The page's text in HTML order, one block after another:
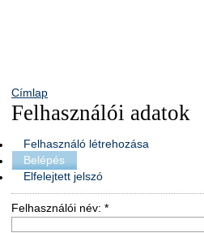
Címlap
Felhasználói adatok
Felhasználó létrehozása
Belépés
Elfelejtett jelszó
Felhasználói név: *